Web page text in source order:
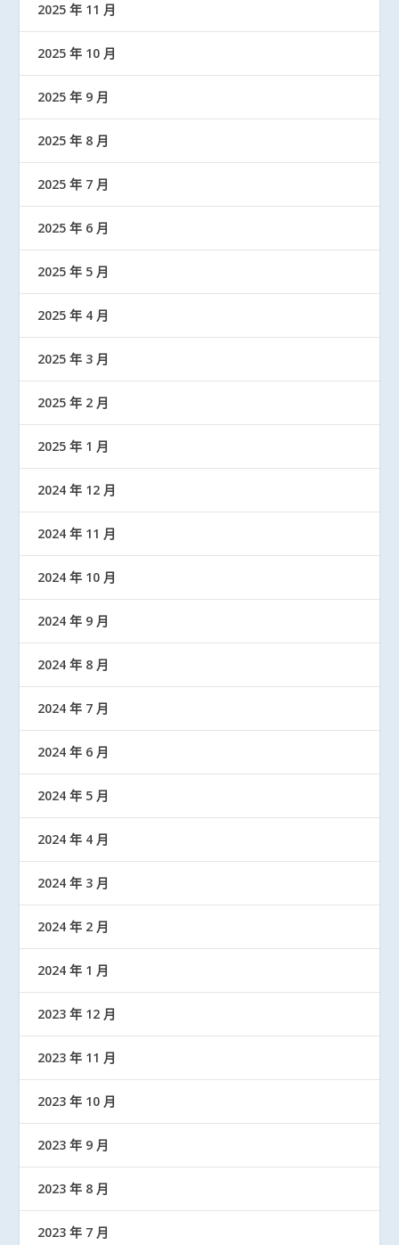
2025 年 11 月
2025 年 10 月
2025 年 9 月
2025 年 8 月
2025 年 7 月
2025 年 6 月
2025 年 5 月
2025 年 4 月
2025 年 3 月
2025 年 2 月
2025 年 1 月
2024 年 12 月
2024 年 11 月
2024 年 10 月
2024 年 9 月
2024 年 8 月
2024 年 7 月
2024 年 6 月
2024 年 5 月
2024 年 4 月
2024 年 3 月
2024 年 2 月
2024 年 1 月
2023 年 12 月
2023 年 11 月
2023 年 10 月
2023 年 9 月
2023 年 8 月
2023 年 7 月